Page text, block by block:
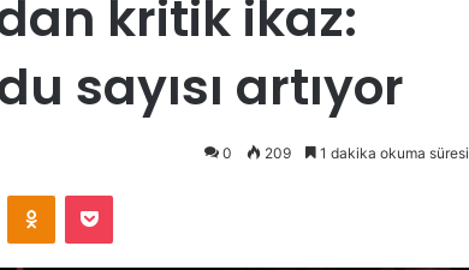
kritik ikaz:
sayısı artıyor
0 209 1 dakika okuma süresi
Odnoklassniki
Pocket